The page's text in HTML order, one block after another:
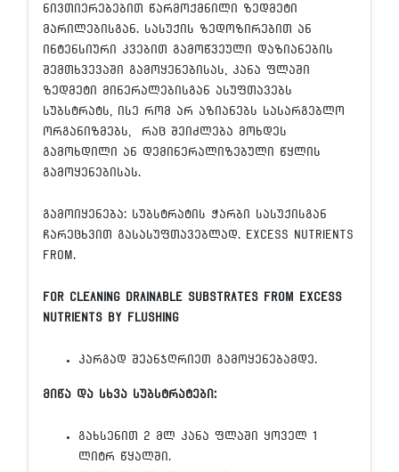
ნივთიერებებით წარმოქმნილი ზედმეტი
მარილებისგან. სასუქის ზედოზირებით ან
ინტენსიური კვებით გამოწვეული დაზიანების
შემთხვევაში გამოყენებისას, კანა ფლაში
ზედმეტი მინერალებისგან ასუფთავებს
სუბსტრატს, ისე რომ არ აზიანებს სასარგებლო
ორგანიზმებს, რაც შეიძლება მოხდეს
გამოხდილი ან დემინერალიზებული წყლის
გამოყენებისას.
გამოიყენება: სუბსტრატის ჭარბი სასუქისგან
ჩარეცხვით გასასუფთავებლად. excess nutrients
from.
For cleaning drainable substrates from excess
nutrients by flushing
კარგად შეანჯღრიეთ გამოყენებამდე.
მიწა და სხვა სუბსტრატები:
გახსენით 2 მლ კანა ფლაში ყოველ 1
ლიტრ წყალში.